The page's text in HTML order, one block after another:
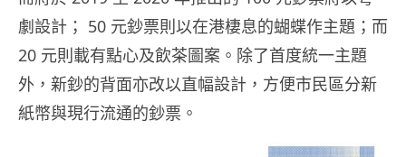
劇設計； 50 元鈔票則以在港棲息的蝴蝶作主題；而
20 元則載有點心及飲茶圖案。除了首度統一主題
外，新鈔的背面亦改以直幅設計，方便市民區分新
紙幣與現行流通的鈔票。